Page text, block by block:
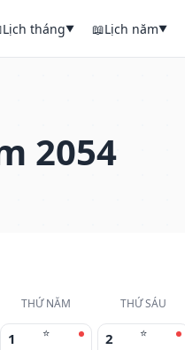
Lịch tháng▼ 📖Lịch năm▼
2054
THỨ NĂM THỨ SÁU
⭐
1 ⭐
2